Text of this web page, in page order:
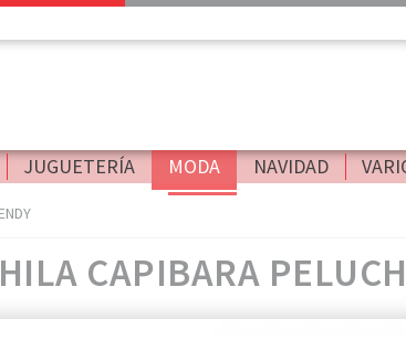
JUGUETERÍA MODA NAVIDAD
CAPIBARA